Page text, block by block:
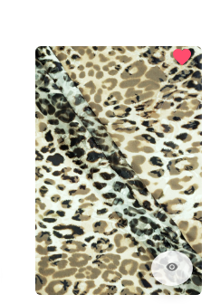
visibility
favorite